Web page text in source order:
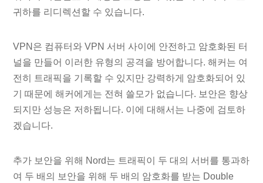
귀하를 리디렉션할 수 있습니다.
VPN은 컴퓨터와 VPN 서버 사이에 안전하고 암호화된 터
널을 만들어 이러한 유형의 공격을 방어합니다. 해커는 여
전히 트래픽을 기록할 수 있지만 강력하게 암호화되어 있
기 때문에 해커에게는 전혀 쓸모가 없습니다. 보안은 향상
되지만 성능은 저하됩니다. 이에 대해서는 나중에 검토하
겠습니다.
추가 보안을 위해 Nord는 트래픽이 두 대의 서버를 통과하
여 두 배의 보안을 위해 두 배의 암호화를 받는 Double